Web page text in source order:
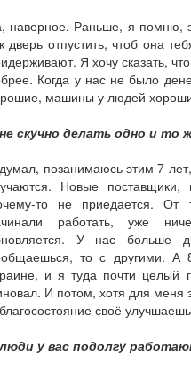
наверное. Раньше, я помню,
дверь отпустить, чтоб она
Я хочу сказать,
Когда у нас не было
машины у людей
скучно делать одно и то
позанимаюсь этим 7
Новые
то не приедается. От
работать, уже
У нас больше
то с другими.
и я туда почти целый
И потом, хотя для меня
своё
у вас подолгу